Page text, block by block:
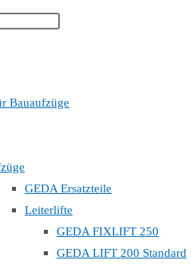
Bauaufzüge
GEDA Ersatzteile
Leiterlifte
GEDA FIXLIFT 250
GEDA LIFT 200 Standard